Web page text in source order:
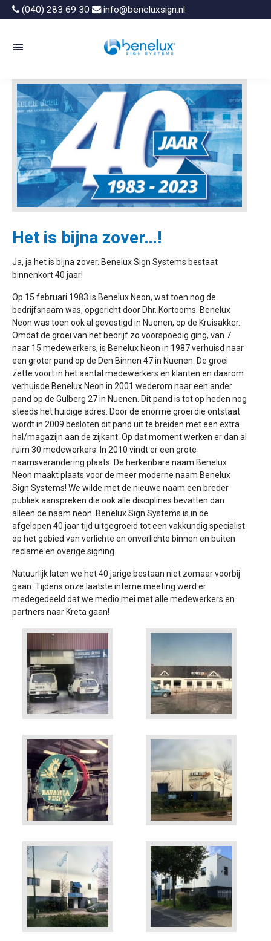
(040) 283 69 30 info@beneluxsign.nl
Het is bijna zover…!
Ja, ja het is bijna zover. Benelux Sign Systems bestaat
binnenkort 40 jaar!
Op 15 februari 1983 is Benelux Neon, wat toen nog de
bedrijfsnaam was, opgericht door Dhr. Kortooms. Benelux
Neon was toen ook al gevestigd in Nuenen, op de Kruisakker.
Omdat de groei van het bedrijf zo voorspoedig ging, van 7
naar 15 medewerkers, is Benelux Neon in 1987 verhuisd naar
een groter pand op de Den Binnen 47 in Nuenen. De groei
zette voort in het aantal medewerkers en klanten en daarom
verhuisde Benelux Neon in 2001 wederom naar een ander
pand op de Gulberg 27 in Nuenen. Dit pand is tot op heden nog
steeds het huidige adres. Door de enorme groei die ontstaat
wordt in 2009 besloten dit pand uit te breiden met een extra
hal/magazijn aan de zijkant. Op dat moment werken er dan al
ruim 30 medewerkers. In 2010 vindt er een grote
naamsverandering plaats. De herkenbare naam Benelux
Neon maakt plaats voor de meer moderne naam Benelux
Sign Systems! We wilde met de nieuwe naam een breder
publiek aanspreken die ook alle disciplines bevatten dan
alleen de naam neon. Benelux Sign Systems is in de
afgelopen 40 jaar tijd uitgegroeid tot een vakkundig specialist
op het gebied van verlichte en onverlichte binnen en buiten
reclame en overige signing.
Natuurlijk laten we het 40 jarige bestaan niet zomaar voorbij
gaan. Tijdens onze laatste interne meeting werd er
medegedeeld dat we medio mei met alle medewerkers en
partners naar Kreta gaan!